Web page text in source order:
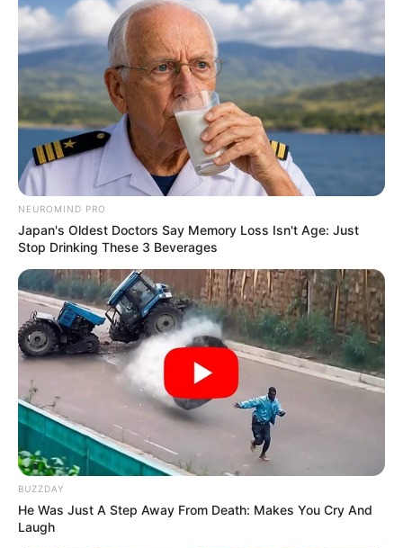
NEUROMIND PRO
Japan's Oldest Doctors Say Memory Loss Isn't Age: Just
Stop Drinking These 3 Beverages
BUZZDAY
He Was Just A Step Away From Death: Makes You Cry And
Laugh